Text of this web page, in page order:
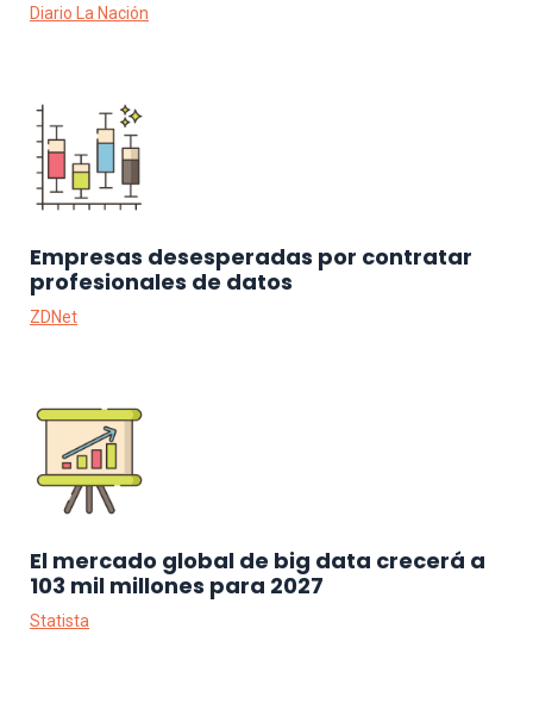
Diario La Nación
Empresas desesperadas por contratar
profesionales de datos
ZDNet
El mercado global de big data crecerá a
103 mil millones para 2027
Statista